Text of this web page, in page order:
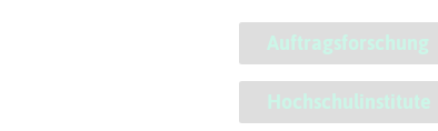
Auftragsforschung
Hochschulinstitute